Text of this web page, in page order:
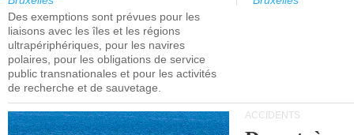
après 2030.
Des exemptions sont prévues pour les
liaisons avec les îles et les régions
ultrapériphériques, pour les navires
polaires, pour les obligations de service
public transnationales et pour les activités
de recherche et de sauvetage.
ACCIDENTS